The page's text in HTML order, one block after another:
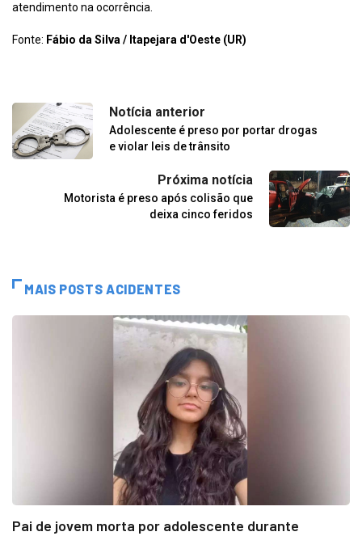
atendimento na ocorrência.
Fonte: Fábio da Silva / Itapejara d'Oeste (UR)
Notícia anterior
Adolescente é preso por portar drogas
e violar leis de trânsito
Próxima notícia
Motorista é preso após colisão que
deixa cinco feridos
MAIS POSTS ACIDENTES
Pai de jovem morta por adolescente durante